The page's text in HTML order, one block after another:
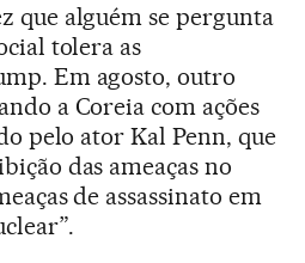
que alguém se pergunta
tolera as
Em agosto, outro
a Coreia com ações
pelo ator Kal Penn, que
das ameaças no
de assassinato em